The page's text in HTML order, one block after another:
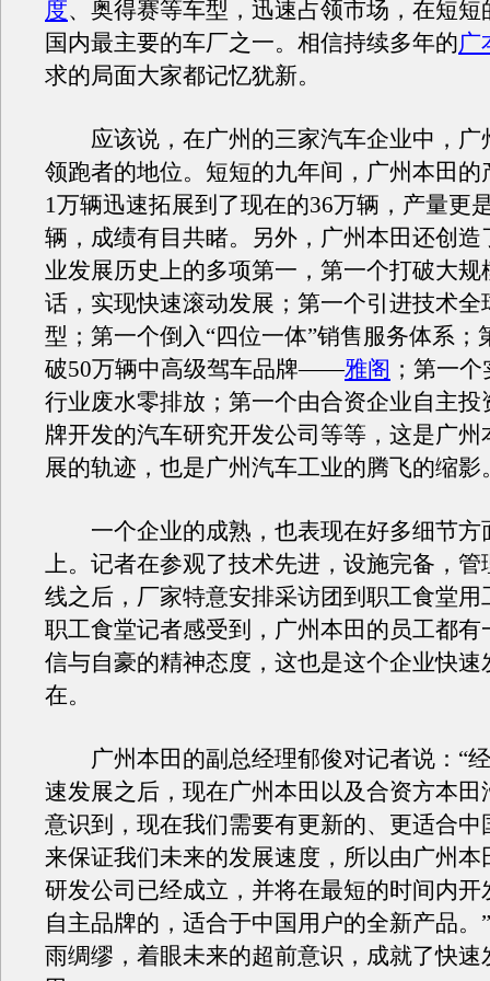
度、奥得赛等车型，迅速占领市场，在短短
国内最主要的车厂之一。相信持续多年的广
求的局面大家都记忆犹新。
应该说，在广州的三家汽车企业中，广
领跑者的地位。短短的九年间，广州本田的
1万辆迅速拓展到了现在的36万辆，产量更
辆，成绩有目共睹。另外，广州本田还创造
业发展历史上的多项第一，第一个打破大规
话，实现快速滚动发展；第一个引进技术全
型；第一个倒入“四位一体”销售服务体系；
破50万辆中高级驾车品牌——雅阁 ；第一
行业废水零排放；第一个由合资企业自主投
牌开发的汽车研究开发公司等等，这是广州
展的轨迹，也是广州汽车工业的腾飞的缩影
一个企业的成熟，也表现在好多细节方
上。记者在参观了技术先进，设施完备，管
线之后，厂家特意安排采访团到职工食堂用
职工食堂记者感受到，广州本田的员工都有
信与自豪的精神态度，这也是这个企业快速
在。
广州本田的副总经理郁俊对记者说：“
速发展之后，现在广州本田以及合资方本田
意识到，现在我们需要有更新的、更适合中
来保证我们未来的发展速度，所以由广州本
研发公司已经成立，并将在最短的时间内开
自主品牌的，适合于中国用户的全新产品。
雨绸缪，着眼未来的超前意识，成就了快速